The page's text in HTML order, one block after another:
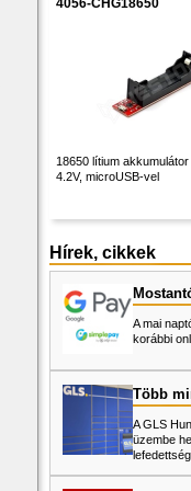
4056-CHG18650
18650 lítium akkumulátor
4.2V, microUSB-vel
Hírek, cikkek
A mai
korábbi
Több
A GLS
üzembe